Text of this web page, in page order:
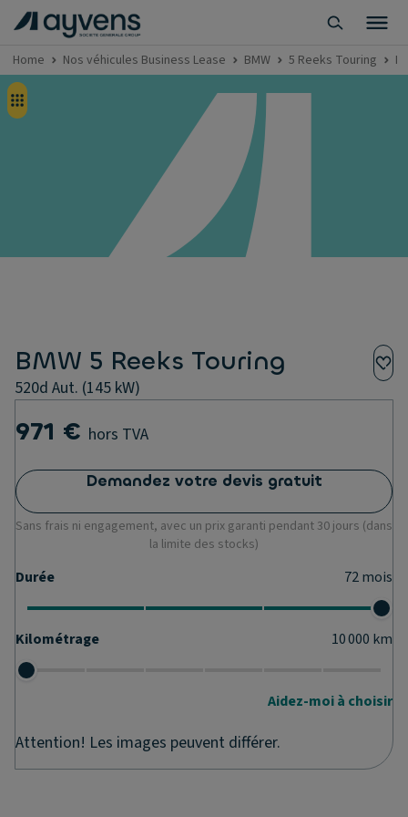
Home Nos véhicules Business Lease BMW 5 Reeks Touring
BMW 5 Reeks Touring
520d Aut. (145 kW)
971 € hors TVA
Demandez votre devis gratuit
Sans frais ni engagement, avec un prix garanti pendant 30 jours (dans
la limite des stocks)
Durée 72mois
Kilométrage 10 000 km
Aidez-moi à choisir
Attention! Les images peuvent différer.